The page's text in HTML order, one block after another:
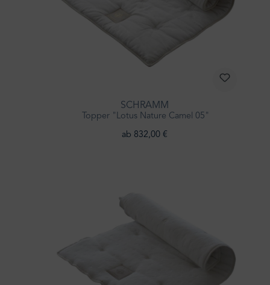
SCHRAMM
Topper "Lotus Nature Camel 05"
ab 832,00 €